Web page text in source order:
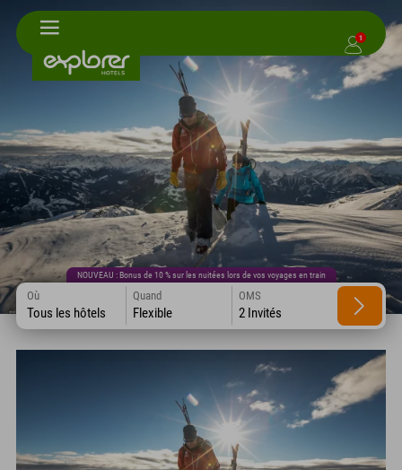
1
NOUVEAU : Bonus de 10 % sur les nuitées lors de vos voyages en train
Où
Tous les hôtels
Quand
Flexible
OMS
2 Invités